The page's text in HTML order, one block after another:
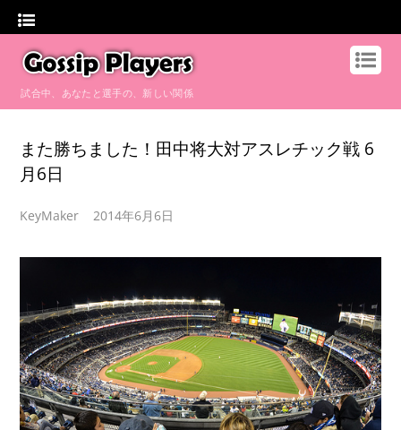
試合中、あなたと選手の、新しい関係
また勝ちました！田中将大対アスレチック戦 6
月6日
KeyMaker 2014年6月6日